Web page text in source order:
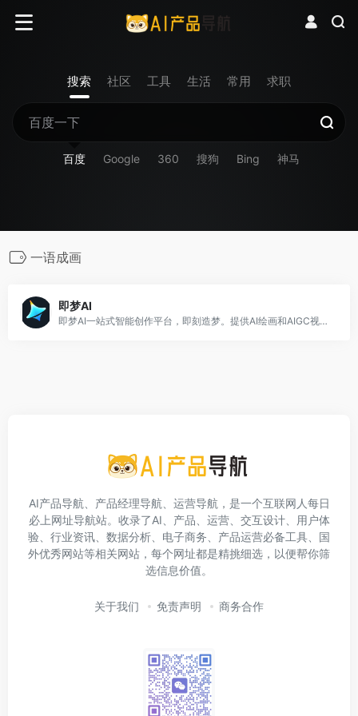
搜索 社区 工具 生活 常用 求职
百度 Google 360 搜狗 Bing 神马
一语成画
即梦AI
即梦AI一站式智能创作平台，即刻造梦。提供AI绘画和AIGC视频创作体验，拥有激发无限创作灵感的社区。让即梦AI开启您的智能创作之旅，探索梦境实现的无限可能！
AI产品导航、产品经理导航、运营导航，是一个互联网人每日
必上网址导航站。收录了AI、产品、运营、交互设计、用户体
验、行业资讯、数据分析、电子商务、产品运营必备工具、国
外优秀网站等相关网站，每个网址都是精挑细选，以便帮你筛
选信息价值。
关于我们 免责声明 商务合作